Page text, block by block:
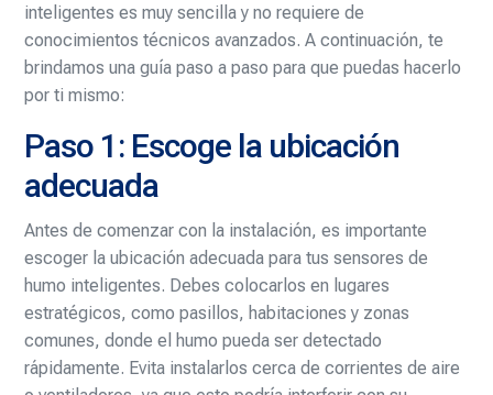
inteligentes es muy sencilla y no requiere de
conocimientos técnicos avanzados. A continuación, te
brindamos una guía paso a paso para que puedas hacerlo
por ti mismo:
Paso 1: Escoge la ubicación
adecuada
Antes de comenzar con la instalación, es importante
escoger la ubicación adecuada para tus sensores de
humo inteligentes. Debes colocarlos en lugares
estratégicos, como pasillos, habitaciones y zonas
comunes, donde el humo pueda ser detectado
rápidamente. Evita instalarlos cerca de corrientes de aire